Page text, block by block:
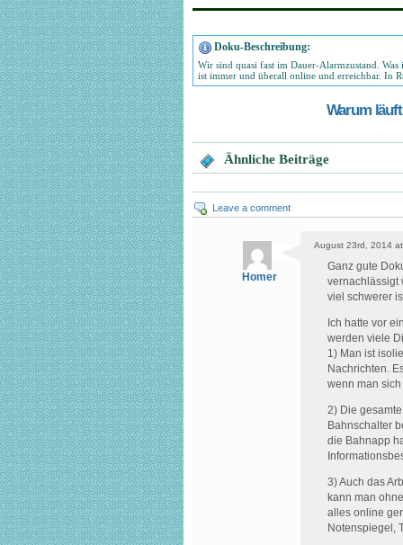
Doku-Beschreibung:
Wir sind quasi fast im Dauer-Alarmzustand.
ist immer und überall online und erreichbar. In
Warum
Ähnliche Beiträge
Leave a comment
Homer
August 23rd, 2014
Ganz gute
vernachlässigt
viel schwerer
Ich hatte vor
werden viele
1) Man ist
Nachrichten.
wenn man
2) Die
Bahnschalter
die Bahnapp
3) Auch das
kann man
alles online
Notenspiegel,